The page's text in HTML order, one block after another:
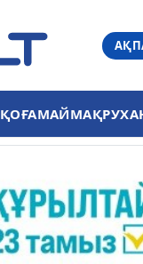
ҚОҒАМАЙМАҚ